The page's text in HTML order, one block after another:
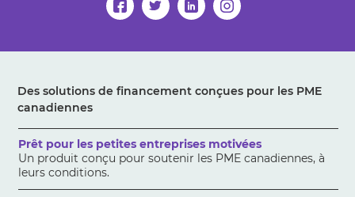
Des solutions de financement conçues pour les PME
canadiennes
Prêt pour les petites entreprises motivées
Un produit conçu pour soutenir les PME canadiennes, à
leurs conditions.